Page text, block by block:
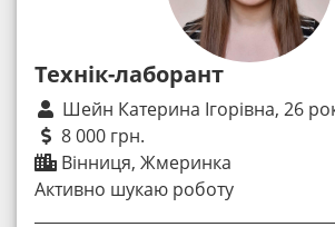
Технік-лаборант
Шейн Катерина Ігорівна, 26
8 000 грн.
Вінниця, Жмеринка
Активно шукаю роботу